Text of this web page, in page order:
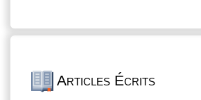
Articles Écrits